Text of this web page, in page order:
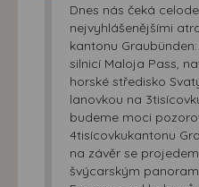
Dnes nás čeká
nejvyhlášenějšími
kantonu
silnicí Maloja Pass,
horské středisko
lanovkou na
budeme moci
4tisícovkukantonu
na závěr se
švýcarským